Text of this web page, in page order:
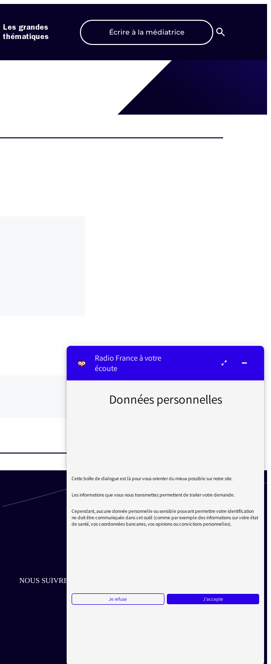
Les grandes
thématiques
Écrire à la médiatrice
Recherche
NOUS SUIVRE SUR LES RÉSEAUX
Aller sur la page Facebook de la Médiatrice
Aller sur la page Twitter de la Médiatrice
Aller sur la page Instagram de la Médiatrice
Radio France à votre
écoute
Données personnelles
Cette boîte de dialogue est là pour vous orienter du mieux possible sur notre site.
Les informations que vous nous transmettez permettent de traiter votre demande.
Cependant, aucune donnée personnelle ou sensible pouvant permettre votre identification
ne doit être communiquée dans cet outil (comme par exemple des informations sur votre état
de santé, vos coordonnées bancaires, vos opinions ou convictions personnelles).
Je refuse J'accepte